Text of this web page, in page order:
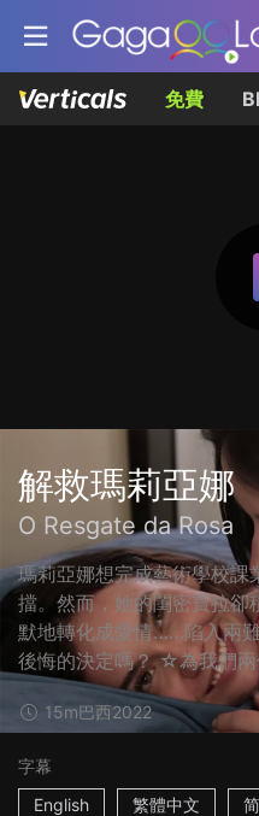
免費
解救瑪莉亞娜
O Resgate da Rosa
瑪莉亞娜想完成藝術學校課
擋。然而，她的閨密寶拉卻
默地轉化成愛情……陷入兩
後悔的決定嗎？ ☆為我們兩
15m巴西2022
字幕
English
繁體中文